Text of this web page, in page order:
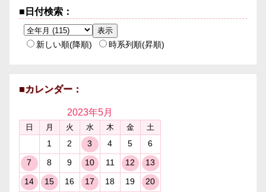
■日付検索：
新しい順(降順) 時系列順(昇順)
■カレンダー：
2023年5月
日 月 火 水 木 金 土
1 2 3 4 5
6
7
8 9 10 11 12
13
14
15 16 17 18 19
20